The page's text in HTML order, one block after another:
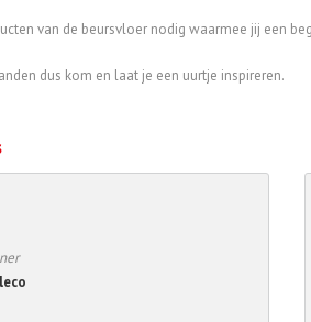
van de beursvloer nodig waarmee jij een
dus kom en laat je een uurtje inspireren.